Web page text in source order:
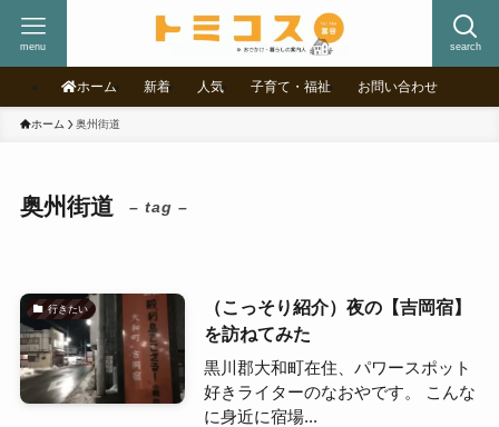
search
menu
ホーム 新着 人気 子育て・福祉 お問い合わせ
ホーム 奥州街道
奥州街道 – tag –
行きたい
（こっそり紹介）夜の【吉岡宿】
を訪ねてみた
黒川郡大和町在住、パワースポット
好きライターのなおやです。 こんな
に身近に宿場...